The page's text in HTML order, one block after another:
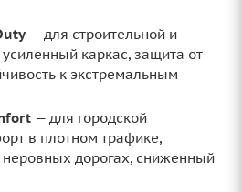
— для строительной и
каркас, защита от
к экстремальным
— для городской
в плотном трафике,
неровных дорогах, сниженный